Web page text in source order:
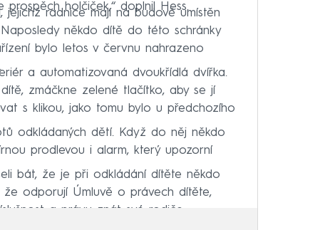
prospěch holčiček,“ doplnil Hess.
radnice mají na budově umístěn
někdo dítě do této schránky
bylo letos v červnu nahrazeno
a automatizovaná dvoukřídlá dvířka.
zmáčkne zelené tlačítko, aby se jí
s klikou, jako tomu bylo u předchozího
odkládaných dětí. Když do něj někdo
prodlevou i alarm, který upozorní
bát, že je při odkládání dítěte někdo
že odporují Úmluvě o právech dítěte,
a právu znát své rodiče.